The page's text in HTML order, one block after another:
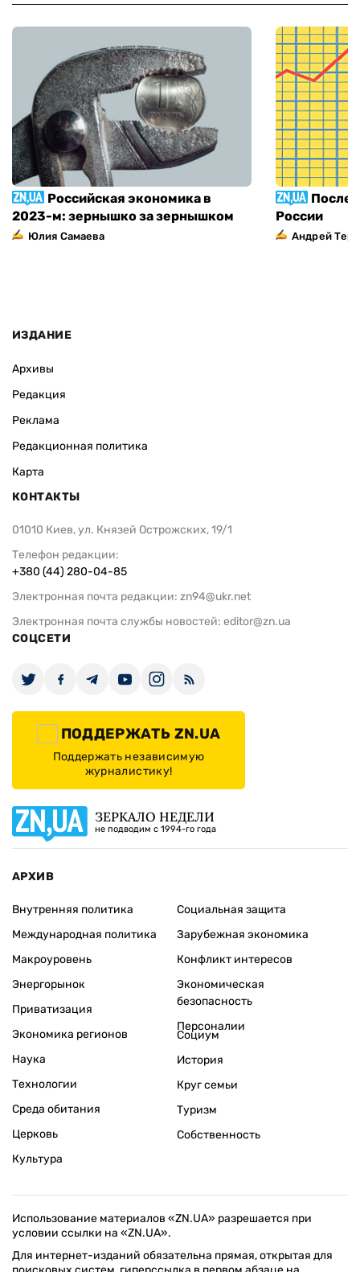
Российская экономика в
2023-м: зернышко за зернышком
Юлия Самаева
России
Андрей
ИЗДАНИЕ
Архивы
Редакция
Реклама
Редакционная политика
Карта
КОНТАКТЫ
01010 Киев, ул. Князей Острожских, 19/1
Телефон редакции:
+380 (44) 280-04-85
Электронная почта редакции: zn94@ukr.net
Электронная почта службы новостей: editor@zn.ua
СОЦСЕТИ
ПОДДЕРЖАТЬ ZN.UA
Поддержать независимую
журналистику!
ЗЕРКАЛО НЕДЕЛИ
не подводим с 1994-го года
АРХИВ
Внутренняя политика
Международная политика
Макроуровень
Энергорынок
Приватизация
Экономика регионов
Социальная защита
Зарубежная экономика
Конфликт интересов
Экономическая
безопасность
Персоналии
Наука
Технологии
Среда обитания
Церковь
Культура
Социум
История
Круг семьи
Туризм
Собственность
Использование материалов «ZN.UA» разрешается при
условии ссылки на «ZN.UA».
Для интернет-изданий обязательна прямая, открытая для